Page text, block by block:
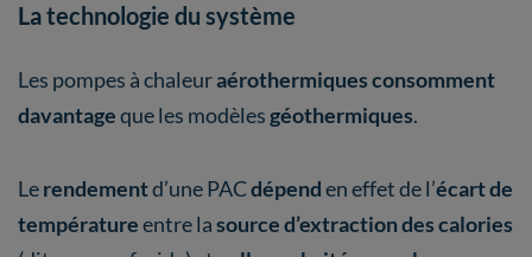
La technologie du système
Les pompes à chaleuraérothermiques consomment
davantageque les modèlesgéothermiques.
Lerendementd’une PACdépenden effet de l’écart de
températureentre lasource d’extraction des calories